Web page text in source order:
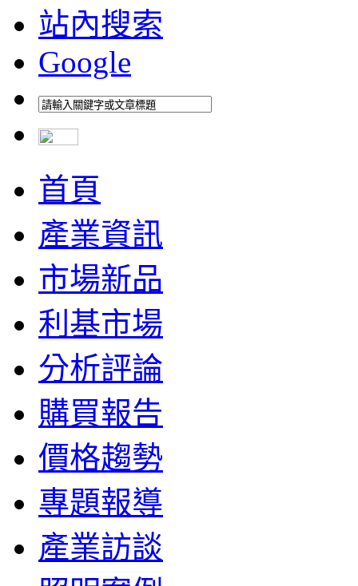
站內搜索
Google
首頁
產業資訊
市場新品
利基市場
分析評論
購買報告
價格趨勢
專題報導
產業訪談